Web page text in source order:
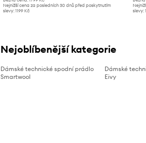
Nejnižší cena za posledních 30 dnů před poskytnutím
slevy: 1199 Kč
slevy:
Nejoblíbenější kategorie
Dámské technické spodní prádlo
Smartwool
Dámské
Eivy